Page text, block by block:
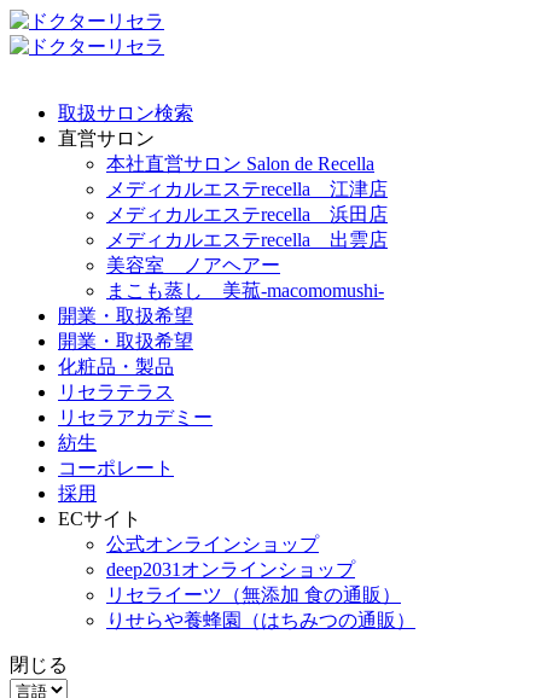
取扱サロン検索
直営サロン
本社直営サロン Salon de Recella
メディカルエステrecella 江津店
メディカルエステrecella 浜田店
メディカルエステrecella 出雲店
美容室 ノアヘアー
まこも蒸し 美菰-macomomushi-
開業・取扱希望
開業・取扱希望
化粧品・製品
リセラテラス
リセラアカデミー
紡生
コーポレート
採用
ECサイト
公式オンラインショップ
deep2031オンラインショップ
リセライーツ （無添加 食の通販）
りせらや養蜂園
（はちみつの通販）
閉じる